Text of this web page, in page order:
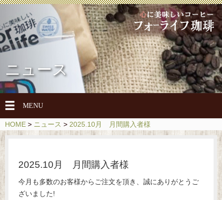
ニュース
メ
ニ
ュ
閉
MENU
HOME > ニュース > 2025.10月 月間購入者様
2025.10月 月間購入者様
今月も多数のお客様からご注文を頂き、誠にありがとうご
ざいました!